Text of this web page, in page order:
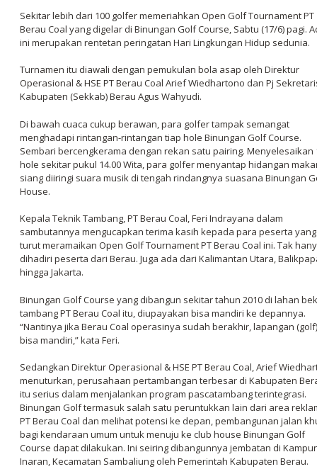
Sekitar lebih dari 100 golfer memeriahkan Open Golf Tournament PT
Berau Coal yang digelar di Binungan Golf Course, Sabtu (17/6) pagi.
ini merupakan rentetan peringatan Hari Lingkungan Hidup sedunia.
Turnamen itu diawali dengan pemukulan bola asap oleh Direktur
Operasional & HSE PT Berau Coal Arief Wiedhartono dan Pj
Kabupaten (Sekkab) Berau Agus Wahyudi.
Di bawah cuaca cukup berawan, para golfer tampak semangat
menghadapi rintangan-rintangan tiap hole Binungan Golf Course.
Sembari bercengkerama dengan rekan satu pairing. Menyelesaikan
hole sekitar pukul 14.00 Wita, para golfer menyantap hidangan
siang diiringi suara musik di tengah rindangnya suasana Binungan
House.
Kepala Teknik Tambang, PT Berau Coal, Feri Indrayana dalam
sambutannya mengucapkan terima kasih kepada para peserta yang
turut meramaikan Open Golf Tournament PT Berau Coal ini. Tak
dihadiri peserta dari Berau. Juga ada dari Kalimantan Utara,
hingga Jakarta.
Binungan Golf Course yang dibangun sekitar tahun 2010 di lahan
tambang PT Berau Coal itu, diupayakan bisa mandiri ke depannya.
“Nantinya jika Berau Coal operasinya sudah berakhir, lapangan
bisa mandiri,” kata Feri.
Sedangkan Direktur Operasional & HSE PT Berau Coal, Arief
menuturkan, perusahaan pertambangan terbesar di Kabupaten
itu serius dalam menjalankan program pascatambang terintegrasi.
Binungan Golf termasuk salah satu peruntukkan lain dari area
PT Berau Coal dan melihat potensi ke depan, pembangunan jalan
bagi kendaraan umum untuk menuju ke club house Binungan Golf
Course dapat dilakukan. Ini seiring dibangunnya jembatan di
Inaran, Kecamatan Sambaliung oleh Pemerintah Kabupaten Berau.